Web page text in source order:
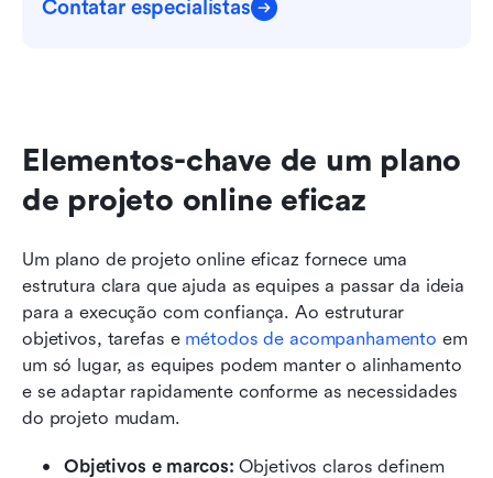
Contatar especialistas
Elementos-chave de um plano
de projeto online eficaz
Um plano de projeto online eficaz fornece uma
estrutura clara que ajuda as equipes a passar da ideia
para a execução com confiança. Ao estruturar
objetivos, tarefas e métodos de acompanhamento em
um só lugar, as equipes podem manter o alinhamento
e se adaptar rapidamente conforme as necessidades
do projeto mudam.
Objetivos e marcos: Objetivos claros definem